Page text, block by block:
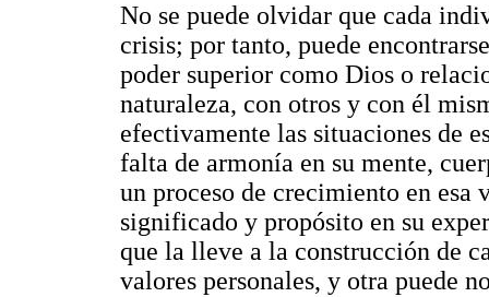
No se puede olvidar que cada
crisis; por tanto, puede
poder superior como Dios o
naturaleza, con otros y con él
efectivamente las situaciones de
falta de armonía en su mente,
un proceso de crecimiento en esa
significado y propósito en su
que la lleve a la construcción de
valores personales, y otra puede